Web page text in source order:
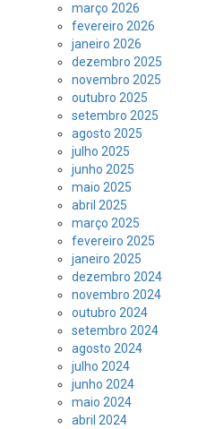
março 2026
fevereiro 2026
janeiro 2026
dezembro 2025
novembro 2025
outubro 2025
setembro 2025
agosto 2025
julho 2025
junho 2025
maio 2025
abril 2025
março 2025
fevereiro 2025
janeiro 2025
dezembro 2024
novembro 2024
outubro 2024
setembro 2024
agosto 2024
julho 2024
junho 2024
maio 2024
abril 2024